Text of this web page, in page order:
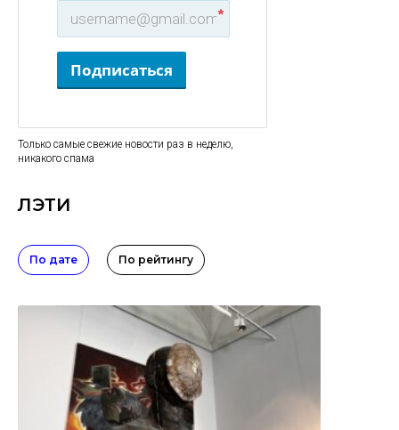
*
Подписаться
Только самые свежие новости раз в неделю,
никакого спама
ЛЭТИ
По дате По рейтингу